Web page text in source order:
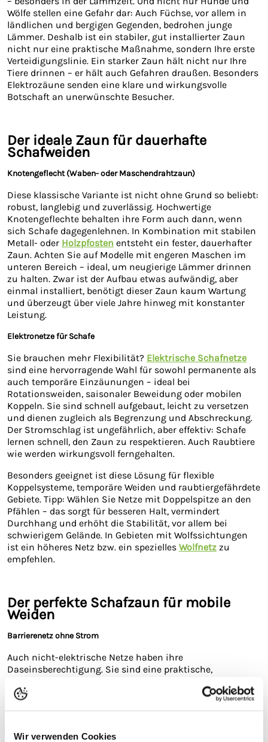
Wir verwenden Cookies
Wölfe stellen eine Gefahr dar: Auch Füchse, vor allem in
ländlichen und bergigen Gegenden, bedrohen junge
Lämmer. Deshalb ist ein stabiler, gut installierter Zaun
nicht nur eine praktische Maßnahme, sondern Ihre erste
Verteidigungslinie. Ein starker Zaun hält nicht nur Ihre
Tiere drinnen – er hält auch Gefahren draußen. Besonders
Elektrozäune senden eine klare und wirkungsvolle
Botschaft an unerwünschte Besucher.
Der ideale Zaun für dauerhafte
Schafweiden
Knotengeflecht (Waben- oder Maschendrahtzaun)
Diese klassische Variante ist nicht ohne Grund so beliebt:
robust, langlebig und zuverlässig. Hochwertige
Knotengeflechte behalten ihre Form auch dann, wenn
sich Schafe dagegenlehnen. In Kombination mit stabilen
Metall- oder Holzpfosten entsteht ein fester, dauerhafter
Zaun. Achten Sie auf Modelle mit engeren Maschen im
unteren Bereich – ideal, um neugierige Lämmer drinnen
zu halten. Zwar ist der Aufbau etwas aufwändig, aber
einmal installiert, benötigt dieser Zaun kaum Wartung
und überzeugt über viele Jahre hinweg mit konstanter
Leistung.
Elektronetze für Schafe
Sie brauchen mehr Flexibilität? Elektrische Schafnetze
sind eine hervorragende Wahl für sowohl permanente als
auch temporäre Einzäunungen – ideal bei
Rotationsweiden, saisonaler Beweidung oder mobilen
Koppeln. Sie sind schnell aufgebaut, leicht zu versetzen
und dienen zugleich als Begrenzung und Abschreckung.
Der Stromschlag ist ungefährlich, aber effektiv: Schafe
lernen schnell, den Zaun zu respektieren. Auch Raubtiere
wie werden wirkungsvoll ferngehalten.
Besonders geeignet ist diese Lösung für flexible
Koppelsysteme, temporäre Weiden und raubtiergefährdete
Gebiete. Tipp: Wählen Sie Netze mit Doppelspitze an den
Pfählen – das sorgt für besseren Halt, vermindert
Durchhang und erhöht die Stabilität, vor allem bei
schwierigem Gelände. In Gebieten mit Wolfssichtungen
ist ein höheres Netz bzw. ein spezielles Wolfnetz zu
empfehlen.
Der perfekte Schafzaun für mobile
Weiden
Barrierenetz ohne Strom
Auch nicht-elektrische Netze haben ihre
Daseinsberechtigung. Sie sind eine praktische,
geschützte Flächen oder zur Unterteilung innerhalb eines